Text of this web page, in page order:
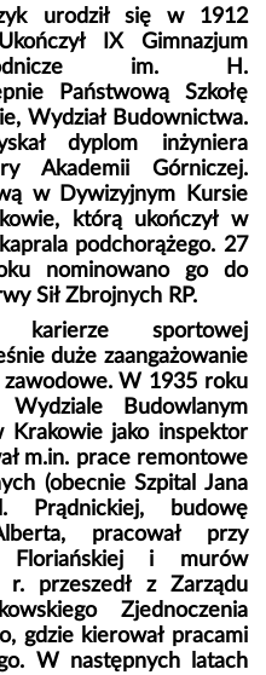
urodził się w 1912
IX Gimnazjum
im. H.
Państwową Szkołę
Wydział Budownictwa.
dyplom inżyniera
Akademii Górniczej.
w Dywizyjnym Kursie
którą ukończył w
podchorążego. 27
nominowano go do
Sił Zbrojnych RP.
karierze sportowej
duże zaangażowanie
W 1935 roku
Budowlanym
Krakowie jako inspektor
m.in. prace remontowe
(obecnie Szpital Jana
budowę
pracował przy
Floriańskiej i murów
przeszedł z Zarządu
Zjednoczenia
gdzie kierował pracami
W następnych latach